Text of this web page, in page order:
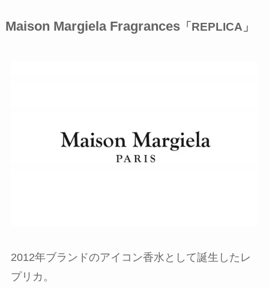
Maison Margiela Fragrances「REPLICA」
2012年ブランドのアイコン香水として誕生したレ
プリカ。